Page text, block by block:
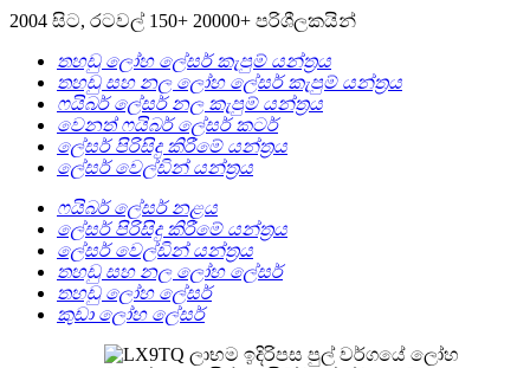
2004 සිට, රටවල් 150+ 20000+ පරිශීලකයින්
තහඩු ලෝහ ලේසර් කැපුම් යන්ත්‍රය
තහඩු සහ නල ලෝහ ලේසර් කැපුම් යන්ත්‍රය
ෆයිබර් ලේසර් නල කැපුම් යන්ත්‍රය
වෙනත් ෆයිබර් ලේසර් කටර්
ලේසර් පිරිසිදු කිරීමේ යන්ත්‍රය
ලේසර් වෙල්ඩින් යන්ත්‍රය
ෆයිබර් ලේසර් නළය
ලේසර් පිරිසිදු කිරීමේ යන්ත්‍රය
ලේසර් වෙල්ඩින් යන්ත්‍රය
තහඩු සහ නල ලෝහ ලේසර්
තහඩු ලෝහ ලේසර්
කුඩා ලෝහ ලේසර්